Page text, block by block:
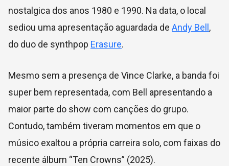
nostalgica dos anos 1980 e 1990. Na data, o local
sediou uma apresentação aguardada de Andy Bell ,
do duo de synthpop Erasure.
Mesmo sem a presença de Vince Clarke, a banda foi
super bem representada, com Bell apresentando a
maior parte do show com canções do grupo.
Contudo, também tiveram momentos em que o
músico exaltou a própria carreira solo, com faixas do
recente álbum “Ten Crowns” (2025).